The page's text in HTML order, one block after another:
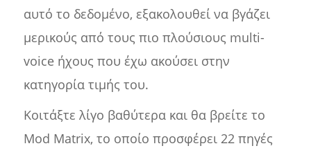
αυτό το δεδομένο, εξακολουθεί να βγάζει
μερικούς από τους πιο πλούσιους multi-
voice ήχους που έχω ακούσει στην
κατηγορία τιμής του.
Κοιτάξτε λίγο βαθύτερα και θα βρείτε το
Mod Matrix, το οποίο προσφέρει 22 πηγές